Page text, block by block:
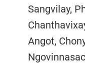
Sangvilay,
Angot,